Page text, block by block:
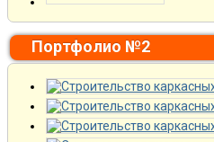
Портфолио №2